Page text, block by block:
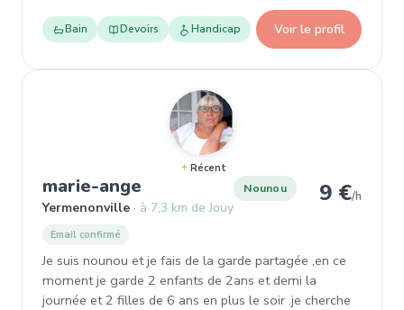
Bain Devoirs Handicap Voir le profil
Récent
marie-ange , Nounou à Yermenonville
Yermenonville à 7,3 km de Jouy
Nounou 9 €/h
Email confirmé
Je suis nounou et je fais de la garde partagée ,en ce
moment je garde 2 enfants de 2ans et demi la
journée et 2 filles de 6 ans en plus le soir .je cherche